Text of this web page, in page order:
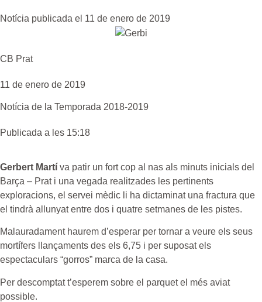
Notícia publicada el 11 de enero de 2019
CB Prat
11 de enero de 2019
Notícia de la Temporada 2018-2019
Publicada a les 15:18
Gerbert Martí va patir un fort cop al nas als minuts inicials del
Barça – Prat i una vegada realitzades les pertinents
exploracions, el servei mèdic li ha dictaminat una fractura que
el tindrà allunyat entre dos i quatre setmanes de les pistes.
Malauradament haurem d’esperar per tornar a veure els seus
mortífers llançaments des els 6,75 i per suposat els
espectaculars “gorros” marca de la casa.
Per descomptat t’esperem sobre el parquet el més aviat
possible.